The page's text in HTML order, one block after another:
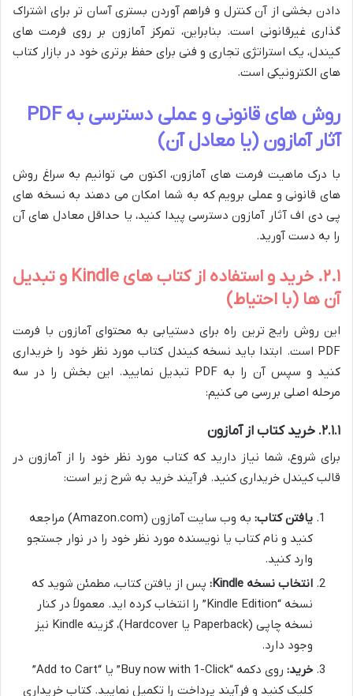
دادن بخشی از آن کنترل و فراهم آوردن بستری آسان تر برای اشتراک
گذاری غیرقانونی است. بنابراین، تمرکز آمازون بر روی فرمت های
کیندل، یک استراتژی تجاری و فنی برای حفظ برتری خود در بازار کتاب
های الکترونیکی است.
روش های قانونی و عملی دسترسی به PDF
آثار آمازون (یا معادل آن)
با درک ماهیت فرمت های آمازون، اکنون می توانیم به سراغ روش
های قانونی و عملی برویم که به شما امکان می دهند به نسخه های
پی دی اف آثار آمازون دسترسی پیدا کنید، یا حداقل معادل های آن
را به دست آورید.
۲.۱. خرید و استفاده از کتاب های Kindle و تبدیل
آن ها (با احتیاط)
این روش رایج ترین راه برای دستیابی به محتوای آمازون با فرمت
PDF است. ابتدا باید نسخه کیندل کتاب مورد نظر خود را خریداری
کنید و سپس آن را به PDF تبدیل نمایید. این بخش را در سه
مرحله اصلی بررسی می کنیم:
۲.۱.۱. خرید کتاب از آمازون
برای شروع، شما نیاز دارید که کتاب مورد نظر خود را از آمازون در
قالب کیندل خریداری کنید. فرآیند خرید به شرح زیر است:
یافتن کتاب:
به وب سایت آمازون (Amazon.com) مراجعه
کنید و نام کتاب یا نویسنده مورد نظر خود را در نوار جستجو
وارد کنید.
انتخاب نسخه Kindle:
پس از یافتن کتاب، مطمئن شوید که
نسخه “Kindle Edition” را انتخاب کرده اید. معمولاً در کنار
نسخه چاپی (Paperback یا Hardcover)، گزینه Kindle نیز
وجود دارد.
خرید:
روی دکمه “Buy now with 1-Click” یا “Add to Cart”
کلیک کنید و فرآیند پرداخت را تکمیل نمایید. کتاب خریداری